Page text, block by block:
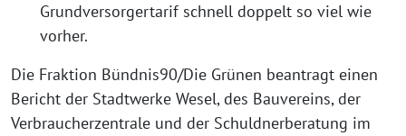
Grundversorgertarif schnell doppelt so viel wie
vorher.
Die Fraktion Bündnis90/Die Grünen beantragt einen
Bericht der Stadtwerke Wesel, des Bauvereins, der
Verbraucherzentrale und der Schuldnerberatung im